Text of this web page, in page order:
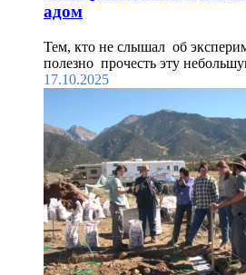
адом
Тем, кто не слышал об
полезно прочесть эту
17.10.2025